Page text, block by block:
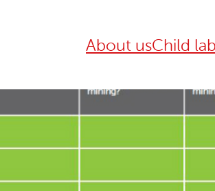
About usChild